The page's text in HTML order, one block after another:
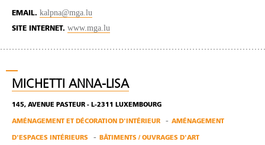
EMAIL. kalpna@mga.lu
SITE INTERNET. www.mga.lu
MICHETTI ANNA-LISA
145, AVENUE PASTEUR - L-2311 LUXEMBOURG
AMÉNAGEMENT ET DÉCORATION D'INTÉRIEUR AMÉNAGEMENT
D'ESPACES INTÉRIEURS BÂTIMENTS / OUVRAGES D'ART